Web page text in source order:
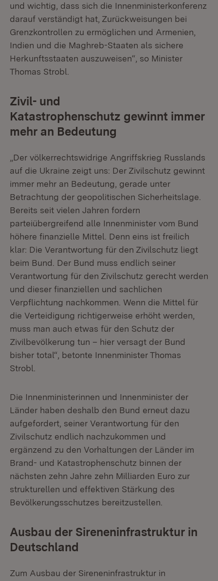
und wichtig, dass sich die Innenministerkonferenz
darauf verständigt hat, Zurückweisungen bei
Grenzkontrollen zu ermöglichen und Armenien,
Indien und die Maghreb-Staaten als sichere
Herkunftsstaaten auszuweisen“, so Minister
Thomas Strobl.
Zivil- und
Katastrophenschutz gewinnt immer
mehr an Bedeutung
„Der völkerrechtswidrige Angriffskrieg Russlands
auf die Ukraine zeigt uns: Der Zivilschutz gewinnt
immer mehr an Bedeutung, gerade unter
Betrachtung der geopolitischen Sicherheitslage.
Bereits seit vielen Jahren fordern
parteiübergreifend alle Innenminister vom Bund
höhere finanzielle Mittel. Denn eins ist freilich
klar: Die Verantwortung für den Zivilschutz liegt
beim Bund. Der Bund muss endlich seiner
Verantwortung für den Zivilschutz gerecht werden
und dieser finanziellen und sachlichen
Verpflichtung nachkommen. Wenn die Mittel für
die Verteidigung richtigerweise erhöht werden,
muss man auch etwas für den Schutz der
Zivilbevölkerung tun – hier versagt der Bund
bisher total“, betonte Innenminister Thomas
Strobl.
Die Innenministerinnen und Innenminister der
Länder haben deshalb den Bund erneut dazu
aufgefordert, seiner Verantwortung für den
Zivilschutz endlich nachzukommen und
ergänzend zu den Vorhaltungen der Länder im
Brand- und Katastrophenschutz binnen der
nächsten zehn Jahre zehn Milliarden Euro zur
strukturellen und effektiven Stärkung des
Bevölkerungsschutzes bereitzustellen.
Ausbau der Sireneninfrastruktur in
Deutschland
Zum Ausbau der Sireneninfrastruktur in